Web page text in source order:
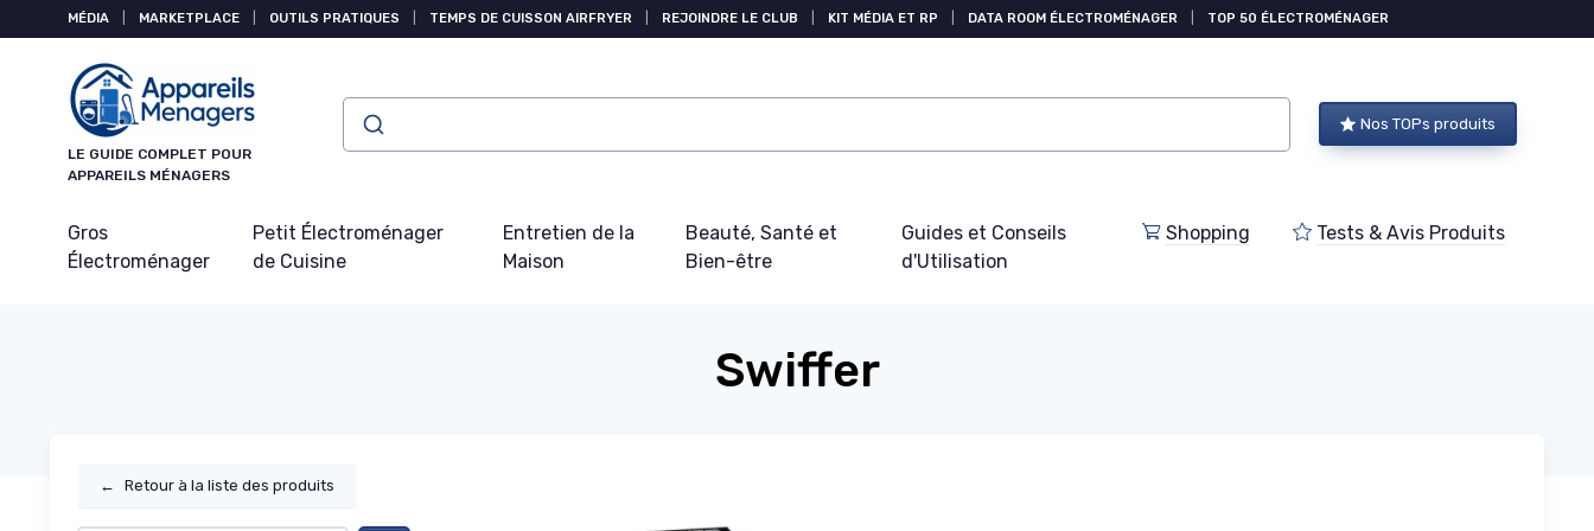
MÉDIA MARKETPLACE OUTILS PRATIQUES TEMPS DE CUISSON AIRFRYER REJOINDRE LE CLUB KIT MÉDIA ET RP DATA ROOM ÉLECTROMÉNAGER TOP 50 ÉLECTROMÉNAGER
LE GUIDE COMPLET POUR
APPAREILS MÉNAGERS
Nos TOPs produits
Gros
Électroménager
Petit Électroménager
de Cuisine
Entretien de la
Maison
Beauté, Santé et
Bien-être
Guides et Conseils
d'Utilisation
Shopping Tests & Avis Produits
Swiffer
← Retour à la liste des produits
Panneau de gestion des cookies